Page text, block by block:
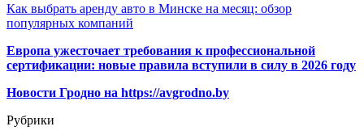
Как выбрать аренду авто в Минске на месяц: обзор
популярных компаний
Европа ужесточает требования к профессиональной
сертификации: новые правила вступили в силу в 2026 году
Новости Гродно на https://avgrodno.by
Рубрики